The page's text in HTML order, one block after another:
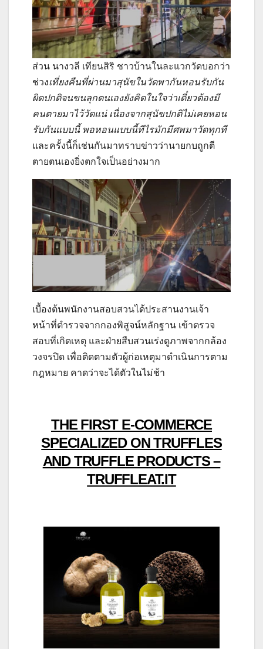
ส่วน นางวลี เทียนสิริ ชาวบ้านในละแวกวัดบอกว่า
ช่วงเที่ยงคืนที่ผ่านมาสุนัขในวัดพากันหอนรับกัน
ผิดปกติจนขนลุกตนเองยังคิดในใจว่าเดี๋ยวต้องมี
คนตายมาไว้วัดแน่ เนื่องจากสุนัขปกติไม่เคยหอน
รับกันแบบนี้ พอหอนแบบนี้ทีไรมักมีศพมาวัดทุกที
และครั้งนี้ก็เช่นกันมาทราบข่าวว่านายกบถูกตี
ตายตนเองยิ่งตกใจเป็นอย่างมาก
เบื้องต้นพนักงานสอบสวนได้ประสานงานเจ้า
หน้าที่ตำรวจจากกองพิสูจน์หลักฐาน เข้าตรวจ
สอบที่เกิดเหตุ และฝ่ายสืบสวนเร่งดูภาพจากกล้อง
วงจรปิด เพื่อติดตามตัวผู้ก่อเหตุมาดำเนินการตาม
กฎหมาย คาดว่าจะได้ตัวในไม่ช้า
THE FIRST E-COMMERCE
SPECIALIZED ON TRUFFLES
AND TRUFFLE PRODUCTS –
TRUFFLEAT.IT